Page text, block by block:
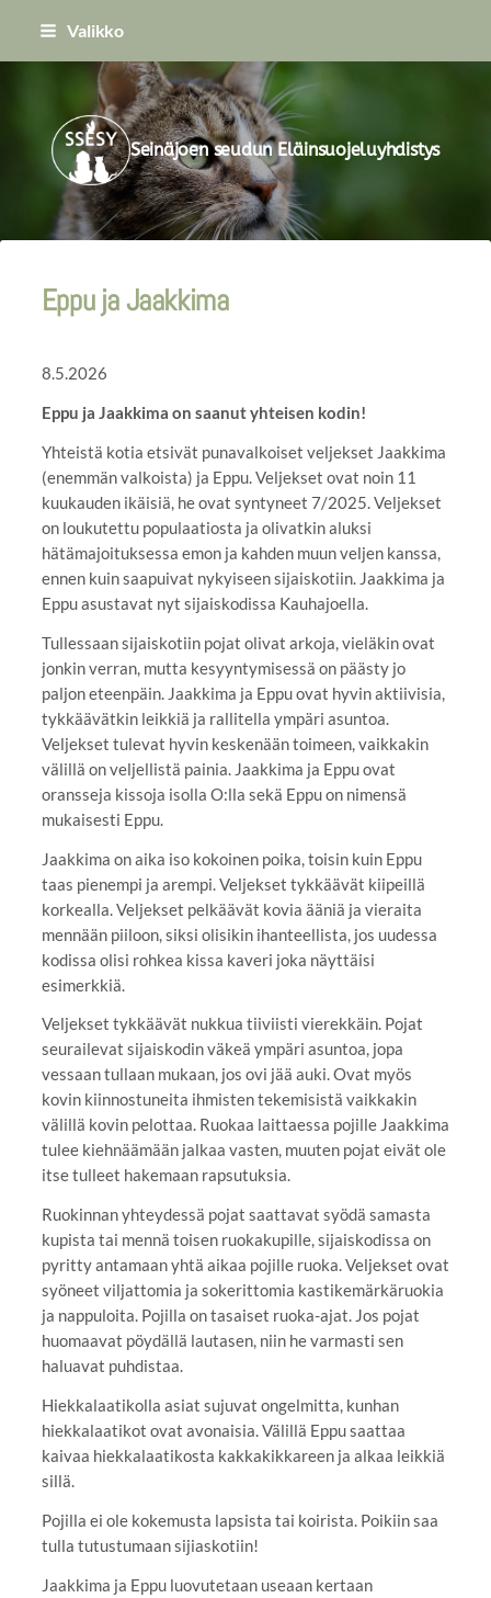
Siirry
Valikko
Seinäjoen seudun Eläinsuojeluyhdistys
Eppu ja Jaakkima
8.5.2026
Eppu ja Jaakkima on saanut yhteisen kodin!
Yhteistä kotia etsivät punavalkoiset veljekset Jaakkima
(enemmän valkoista) ja Eppu. Veljekset ovat noin 11
kuukauden ikäisiä, he ovat syntyneet 7/2025. Veljekset
on loukutettu populaatiosta ja olivatkin aluksi
hätämajoituksessa emon ja kahden muun veljen kanssa,
ennen kuin saapuivat nykyiseen sijaiskotiin. Jaakkima ja
Eppu asustavat nyt sijaiskodissa Kauhajoella.
Tullessaan sijaiskotiin pojat olivat arkoja, vieläkin ovat
jonkin verran, mutta kesyyntymisessä on päästy jo
paljon eteenpäin. Jaakkima ja Eppu ovat hyvin aktiivisia,
tykkäävätkin leikkiä ja rallitella ympäri asuntoa.
Veljekset tulevat hyvin keskenään toimeen, vaikkakin
välillä on veljellistä painia. Jaakkima ja Eppu ovat
oransseja kissoja isolla O:lla sekä Eppu on nimensä
mukaisesti Eppu.
Jaakkima on aika iso kokoinen poika, toisin kuin Eppu
taas pienempi ja arempi. Veljekset tykkäävät kiipeillä
korkealla. Veljekset pelkäävät kovia ääniä ja vieraita
mennään piiloon, siksi olisikin ihanteellista, jos uudessa
kodissa olisi rohkea kissa kaveri joka näyttäisi
esimerkkiä.
Veljekset tykkäävät nukkua tiiviisti vierekkäin. Pojat
seurailevat sijaiskodin väkeä ympäri asuntoa, jopa
vessaan tullaan mukaan, jos ovi jää auki. Ovat myös
kovin kiinnostuneita ihmisten tekemisistä vaikkakin
välillä kovin pelottaa. Ruokaa laittaessa pojille Jaakkima
tulee kiehnäämään jalkaa vasten, muuten pojat eivät ole
itse tulleet hakemaan rapsutuksia.
Ruokinnan yhteydessä pojat saattavat syödä samasta
kupista tai mennä toisen ruokakupille, sijaiskodissa on
pyritty antamaan yhtä aikaa pojille ruoka. Veljekset ovat
syöneet viljattomia ja sokerittomia kastikemärkäruokia
ja nappuloita. Pojilla on tasaiset ruoka-ajat. Jos pojat
huomaavat pöydällä lautasen, niin he varmasti sen
haluavat puhdistaa.
Hiekkalaatikolla asiat sujuvat ongelmitta, kunhan
hiekkalaatikot ovat avonaisia. Välillä Eppu saattaa
kaivaa hiekkalaatikosta kakkakikkareen ja alkaa leikkiä
sillä.
Pojilla ei ole kokemusta lapsista tai koirista. Poikiin saa
tulla tutustumaan sijiaskotiin!
Jaakkima ja Eppu luovutetaan useaan kertaan